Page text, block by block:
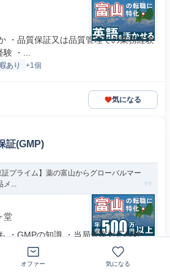
・品質保証又は品質管理での業務経験
・...
あり +1個
気になる
証(GMP)
プライム】薬の富山からグローバルマー
メ...
堂
・GMPの知識 ・当局査察対応経験
経験） ...
+3個
オファー 気になる